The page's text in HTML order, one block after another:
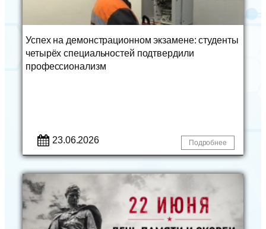
Успех на демонстрационном экзамене: студенты
четырёх специальностей подтвердили
профессионализм
23.06.2026 Подробнее